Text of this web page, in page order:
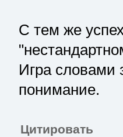
С тем же
Игра словами
понимание.
Цитировать